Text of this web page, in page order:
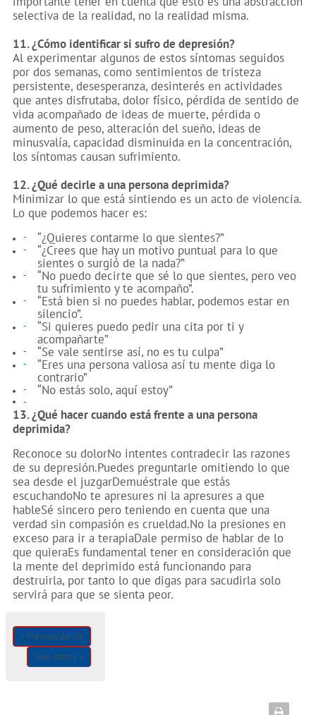
selectiva de la realidad, no la realidad misma.
11. ¿Cómo identificar si sufro de depresión?
Al experimentar algunos de estos síntomas seguidos
por dos semanas, como sentimientos de tristeza
persistente, desesperanza, desinterés en actividades
que antes disfrutaba, dolor físico, pérdida de sentido de
vida acompañado de ideas de muerte, pérdida o
aumento de peso, alteración del sueño, ideas de
minusvalía, capacidad disminuida en la concentración,
los síntomas causan sufrimiento.
12. ¿Qué decirle a una persona deprimida?
Minimizar lo que está sintiendo es un acto de violencia.
Lo que podemos hacer es:
“¿Quieres contarme lo que sientes?”
“¿Crees que hay un motivo puntual para lo que
sientes o surgió de la nada?”
“No puedo decirte que sé lo que sientes, pero veo
tu sufrimiento y te acompaño”.
“Está bien si no puedes hablar, podemos estar en
silencio”.
“Si quieres puedo pedir una cita por ti y
acompañarte”
“Se vale sentirse así, no es tu culpa”
“Eres una persona valiosa así tu mente diga lo
contrario”
“No estás solo, aquí estoy”
13. ¿Qué hacer cuando está frente a una persona
deprimida?
Reconoce su dolorNo intentes contradecir las razones
de su depresión.Puedes preguntarle omitiendo lo que
sea desde el juzgarDemuéstrale que estás
escuchandoNo te apresures ni la apresures a que
hableSé sincero pero teniendo en cuenta que una
verdad sin compasión es crueldad.No la presiones en
exceso para ir a terapiaDale permiso de hablar de lo
que quieraEs fundamental tener en consideración que
la mente del deprimido está funcionando para
destruirla, por tanto lo que digas para sacudirla solo
servirá para que se sienta peor.
Previous Article
Next Article